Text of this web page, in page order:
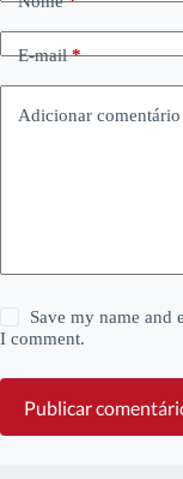
E-mail*
Adicionar comentário
Save my name and
I comment.
Publicar